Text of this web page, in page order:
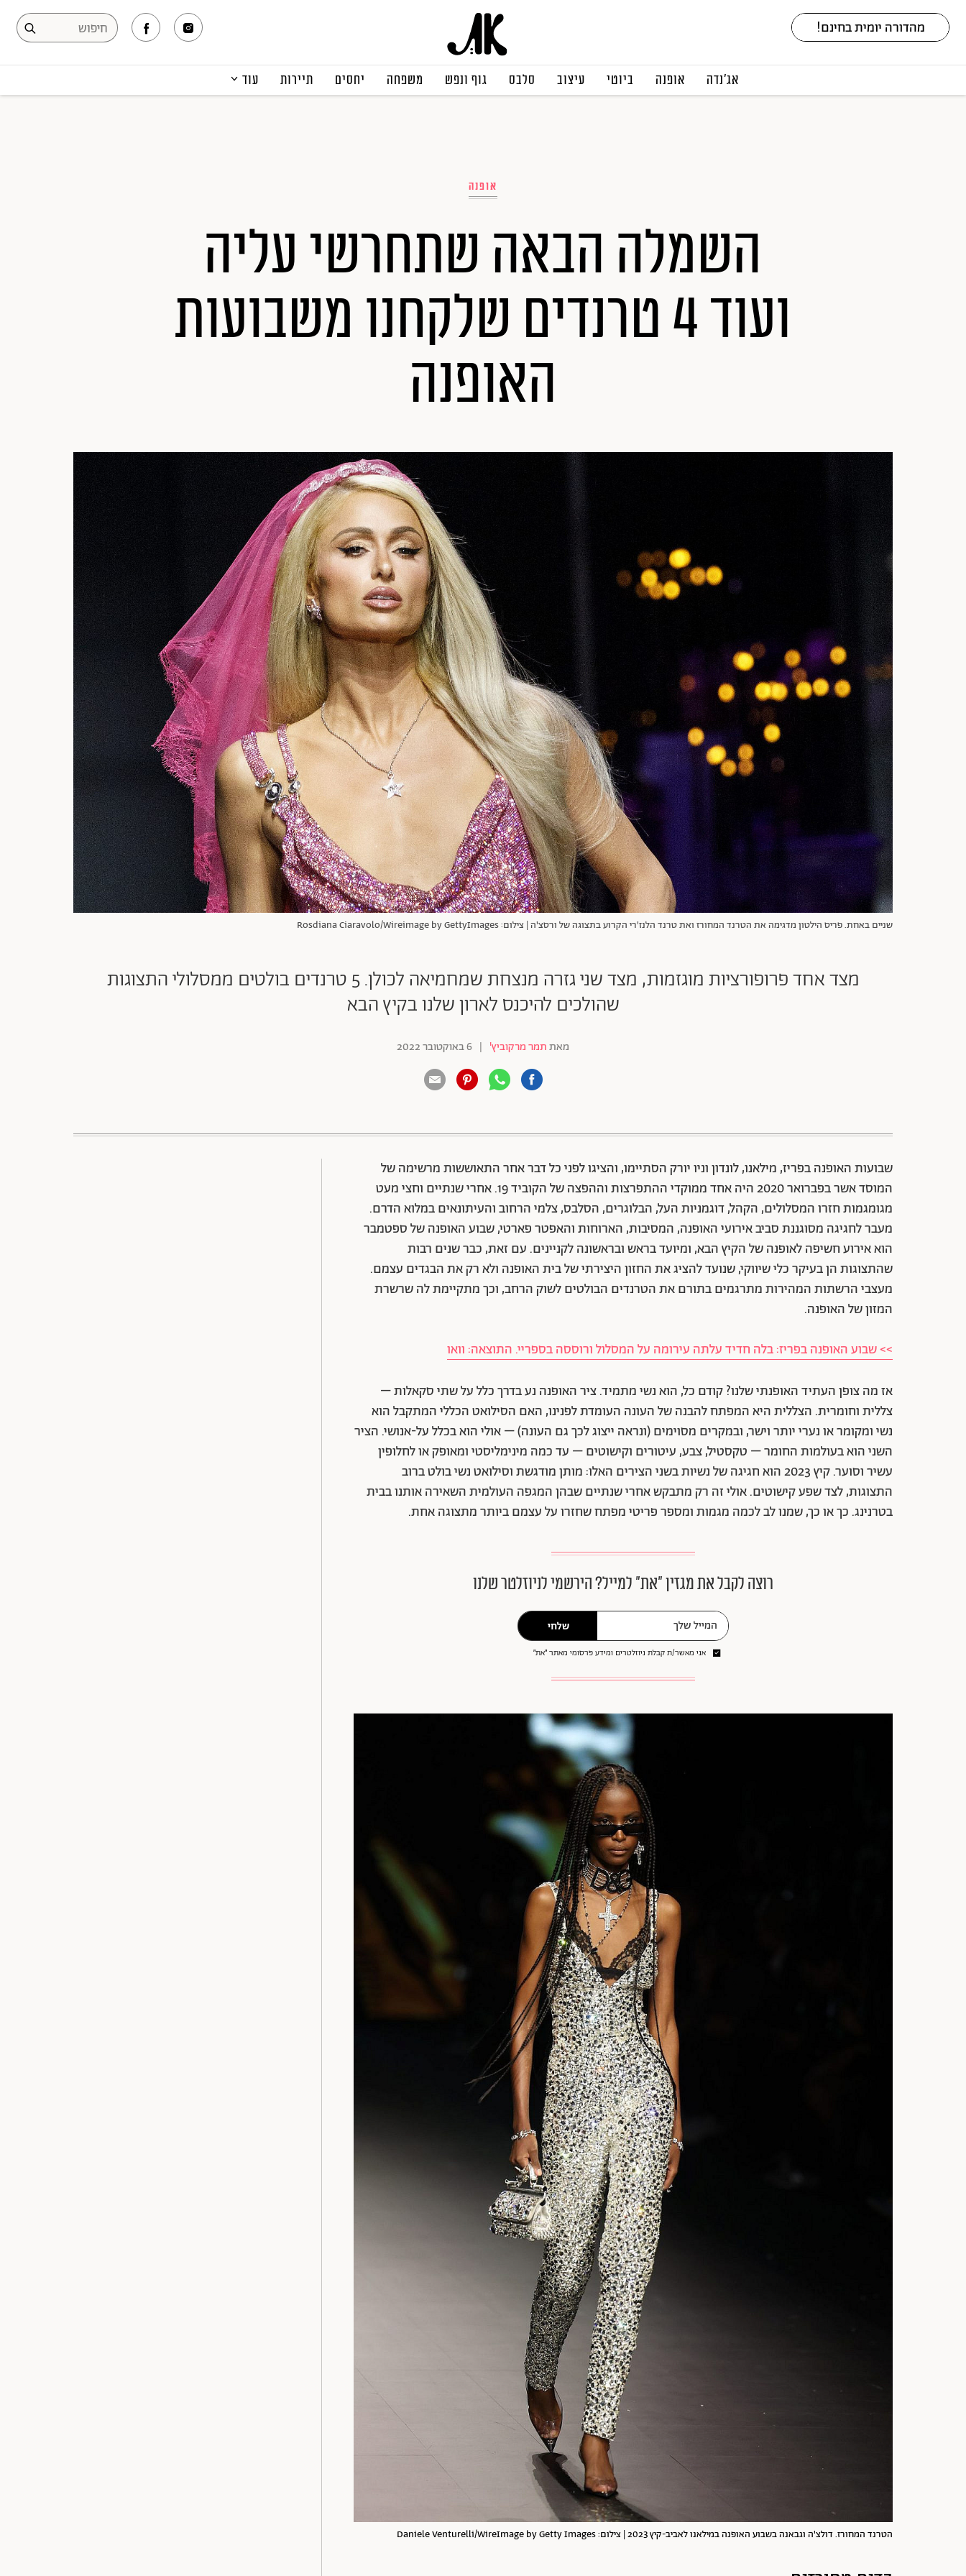
אג׳נדה אופנה ביוטי עיצוב סלבס גוף ונפש משפחה יחסים תיירות עוד
אופנה
השמלה הבאה שתחרשי עליה
ועוד 4 טרנדים שלקחנו משבועות
האופנה
שניים באחת. פריס הילטון מדגימה את הטרנד המחורז ואת טרנד הלנז'רי הקרוע בתצוגה של ורסצ'ה | צילום: Rosdiana Ciaravolo/Wireimage by GettyImages
מצד אחד פרופורציות מוגזמות, מצד שני גזרה מנצחת שמחמיאה לכולן. 5 טרנדים בולטים ממסלולי התצוגות
שהולכים להיכנס לארון שלנו בקיץ הבא
מאתתמר מרקוביץ' | 6 באוקטובר 2022
שבועות האופנה בפריז, מילאנו, לונדון וניו יורק הסתיימו, והציגו לפני כל דבר אחר התאוששות מרשימה של
המוסד אשר בפברואר 2020 היה אחד ממוקדי ההתפרצות וההפצה של הקוביד 19. אחרי שנתיים וחצי מעט
מגומגמות חזרו המסלולים, הקהל, דוגמניות העל, הבלוגרים, הסלבס, צלמי הרחוב והעיתונאים במלוא הדרם.
מעבר לחגיגה מסוגננת סביב אירועי האופנה, המסיבות, הארוחות והאפטר פארטי, שבוע האופנה של ספטמבר
הוא אירוע חשיפה לאופנה של הקיץ הבא, ומיועד בראש ובראשונה לקניינים. עם זאת, כבר שנים רבות
שהתצוגות הן בעיקר כלי שיווקי, שנועד להציג את החזון היצירתי של בית האופנה ולא רק את הבגדים עצמם.
מעצבי הרשתות המהירות מתרגמים בתורם את הטרנדים הבולטים לשוק הרחב, וכך מתקיימת לה שרשרת
המזון של האופנה.
>> שבוע האופנה בפריז: בלה חדיד עלתה עירומה על המסלול ורוססה בספריי. התוצאה: וואו
אז מה צופן העתיד האופנתי שלנו? קודם כל, הוא נשי מתמיד. ציר האופנה נע בדרך כלל על שתי סקאלות –
צללית וחומרית. הצללית היא המפתח להבנה של העונה העומדת לפנינו, האם הסילואט הכללי המתקבל הוא
נשי ומקומר או נערי יותר וישר, ובמקרים מסוימים (ונראה ייצוג לכך גם העונה) – אולי הוא בכלל על-אנושי. הציר
השני הוא בעולמות החומר – טקסטיל, צבע, עיטורים וקישוטים – עד כמה מינימליסטי ומאופק או לחלופין
עשיר וסוער. קיץ 2023 הוא חגיגה של נשיות בשני הצירים האלו: מותן מודגשת וסילואט נשי בולט ברוב
התצוגות, לצד שפע קישוטים. אולי זה רק מתבקש אחרי שנתיים שבהן המגפה העולמית השאירה אותנו בבית
בטרנינג. כך או כך, שמנו לב לכמה מגמות ומספר פריטי מפתח שחזרו על עצמם ביותר מתצוגה אחת.
רוצה לקבל את מגזין ״את״ למייל? הירשמי לניוזלטר שלנו
שלחי
אני מאשר/ת קבלת ניוזלטרים ומידע פרסומי מאתר ״את״
הטרנד המחורז. דולצ'ה וגבאנה בשבוע האופנה במילאנו לאביב-קיץ 2023 | צילום: Daniele Venturelli/WireImage by Getty Images